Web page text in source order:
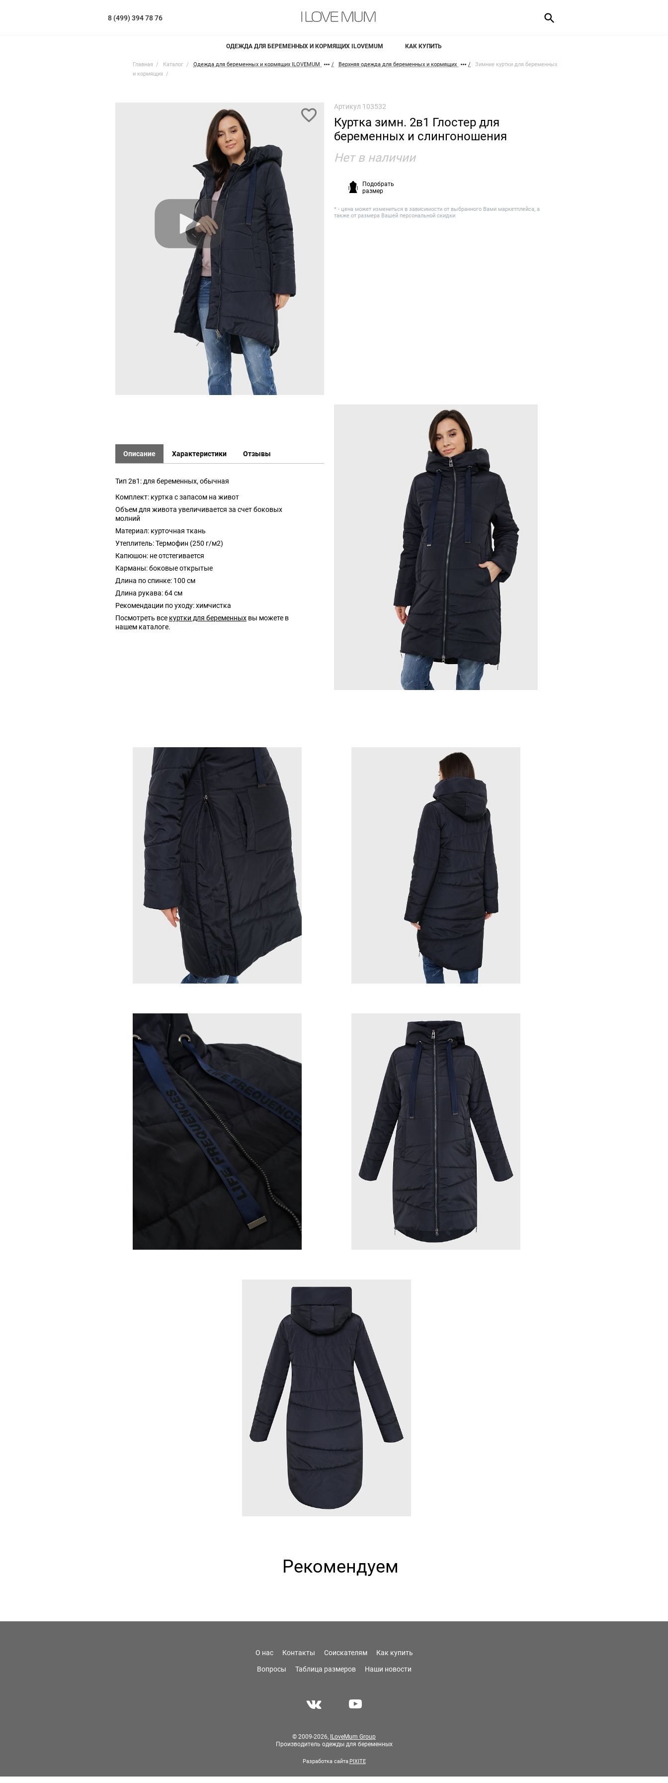
8 (499) 394 78 76
ОДЕЖДА ДЛЯ БЕРЕМЕННЫХ И КОРМЯЩИХ ILOVEMUM КАК КУПИТЬ
Главная Каталог Одежда для беременных и кормящих ILOVEMUM Верхняя одежда для беременных и кормящих
Зимние куртки для беременных
и кормящих
Артикул 103532
Куртка зимн. 2в1 Глостер для
беременных и слингоношения
Нет в наличии
Подобрать
размер
* - цена может измениться в зависимости от выбранного Вами маркетплейса, а
также от размера Вашей персональной скидки
Описание Характеристики Отзывы
Тип 2в1: для беременных, обычная
Комплект: куртка с запасом на живот
Объем для живота увеличивается за счет боковых
молний
Материал: курточная ткань
Утеплитель: Термофин (250 г/м2)
Капюшон: не отстегивается
Карманы: боковые открытые
Длина по спинке: 100 см
Длина рукава: 64 см
Рекомендации по уходу: химчистка
Посмотреть все куртки для беременных вы можете в
нашем каталоге.
Рекомендуем
О нас Контакты Соискателям Как купить
Вопросы Таблица размеров Наши новости
© 2009-2026, ILoveMum Group
Производитель одежды для беременных
Разработка сайта PIXITE